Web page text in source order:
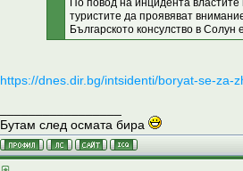
По повод на инцидента властите
туристите да проявяват
Българското консулство в
https://dnes.dir.bg/intsidenti/boryat-se-
Бутам след осмата бира